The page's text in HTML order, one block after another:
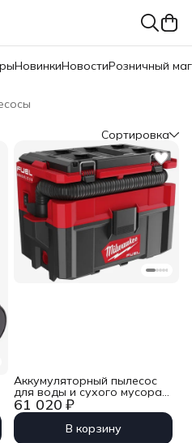
НовинкиНовостиРозничный
Сортировка
61 020 ₽
Аккумуляторный пылесос
для воды и сухого мусора
Milwaukee M18 FUEL
FPOVCL-0
В корзину